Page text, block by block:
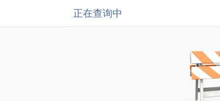
正在查询中